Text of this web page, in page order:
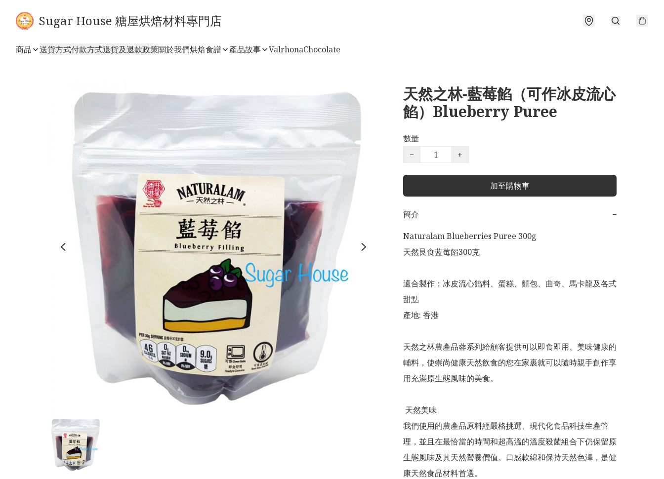
Sugar House 糖屋烘焙材料專門店
商品 送貨方式付款方式退貨及退款政策關於我們烘焙食譜 產品故事 ValrhonaChocolate
天然之林-藍莓餡（可作冰皮流心
餡）Blueberry Puree
數量
−
+
加至購物車
簡介
−
Naturalam Blueberries Puree 300g
天然艮食蓝莓饀300克
適合製作：冰皮流心餡料、蛋糕、麵包、曲奇、馬卡龍及各式
甜點
產地: 香港
天然之林農產品蓉系列給顧客提供可以即食即用、美味健康的
輔料，使崇尚健康天然飲食的您在家裹就可以隨時親手創作享
用充滿原生態風味的美食。
我們使用的農產品原料經嚴格挑選、現代化食品科技生產管
理，並且在最恰當的時間和超高溫的溫度殺菌組合下仍保留原
生態風味及其天然營養價值。口感軟綿和保持天然色澤，是健
康天然食品材料首選。